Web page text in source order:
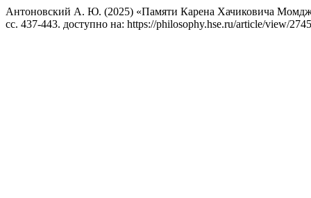
Антоновский А. Ю. (2025) «Памяти Карена Хачиковича
сс. 437-443. доступно на: https://philosophy.hse.ru/article/view/